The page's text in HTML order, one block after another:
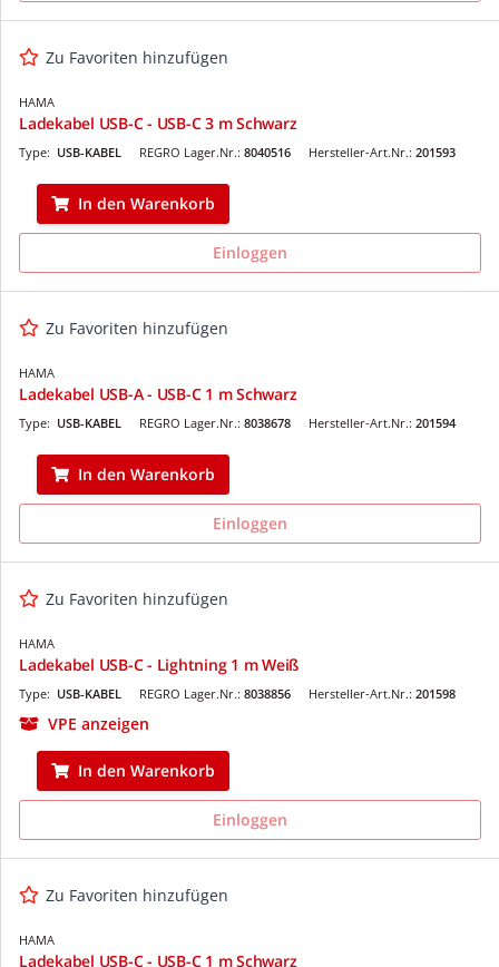
Zu Favoriten hinzufügen
HAMA
Ladekabel USB-C - USB-C 3 m Schwarz
REGRO Lager.Nr.: 8040516
Type: USB-KABEL Hersteller-Art.Nr.: 201593
In den Warenkorb
Einloggen
Zu Favoriten hinzufügen
HAMA
Ladekabel USB-A - USB-C 1 m Schwarz
REGRO Lager.Nr.: 8038678
Type: USB-KABEL Hersteller-Art.Nr.: 201594
In den Warenkorb
Einloggen
Zu Favoriten hinzufügen
HAMA
Ladekabel USB-C - Lightning 1 m Weiß
REGRO Lager.Nr.: 8038856
Type: USB-KABEL Hersteller-Art.Nr.: 201598
VPE anzeigen
In den Warenkorb
Einloggen
Zu Favoriten hinzufügen
HAMA
Ladekabel USB-C - USB-C 1 m Schwarz